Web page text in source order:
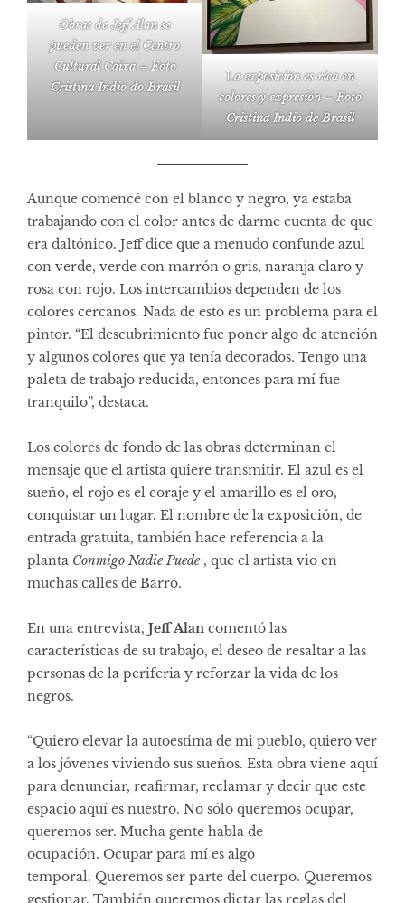
Obras de Jeff Alan se
pueden ver en el Centro
Cultural Caixa – Foto
Cristina Indio do Brasil
La exposición es rica en
colores y expresión – Foto
Cristina Indio de Brasil
Aunque comencé con el blanco y negro, ya estaba
trabajando con el color antes de darme cuenta de que
era daltónico. Jeff dice que a menudo confunde azul
con verde, verde con marrón o gris, naranja claro y
rosa con rojo. Los intercambios dependen de los
colores cercanos. Nada de esto es un problema para el
pintor. “El descubrimiento fue poner algo de atención
y algunos colores que ya tenía decorados. Tengo una
paleta de trabajo reducida, entonces para mí fue
tranquilo”, destaca.
Los colores de fondo de las obras determinan el
mensaje que el artista quiere transmitir. El azul es el
sueño, el rojo es el coraje y el amarillo es el oro,
conquistar un lugar. El nombre de la exposición, de
entrada gratuita, también hace referencia a la
planta Conmigo Nadie Puede, que el artista vio en
muchas calles de Barro.
En una entrevista, Jeff Alan comentó las
características de su trabajo, el deseo de resaltar a las
personas de la periferia y reforzar la vida de los
negros.
“Quiero elevar la autoestima de mi pueblo, quiero ver
a los jóvenes viviendo sus sueños. Esta obra viene aquí
para denunciar, reafirmar, reclamar y decir que este
espacio aquí es nuestro. No sólo queremos ocupar,
queremos ser. Mucha gente habla de
ocupación. Ocupar para mí es algo
temporal. Queremos ser parte del cuerpo. Queremos